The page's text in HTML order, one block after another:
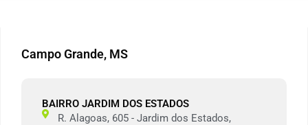
Campo Grande, MS
BAIRRO JARDIM DOS ESTADOS
R. Alagoas, 605 - Jardim dos Estados,